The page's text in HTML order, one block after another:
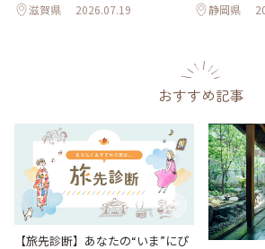
滋賀県 2026.07.19 静岡県
おすすめ記事
【旅先診断】あなたの“いま”にぴ